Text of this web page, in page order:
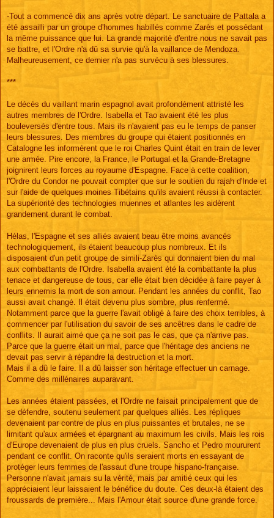
-Tout a commencé dix ans après votre départ. Le sanctuaire de Pattala a
été assailli par un groupe d'hommes habillés comme Zarès et possédant
la même puissance que lui. La grande majorité d'entre nous ne savait pas
se battre, et l'Ordre n'a dû sa survie qu'à la vaillance de Mendoza.
Malheureusement, ce dernier n'a pas survécu à ses blessures.
***
Le décès du vaillant marin espagnol avait profondément attristé les
autres membres de l'Ordre. Isabella et Tao avaient été les plus
bouleversés d'entre tous. Mais ils n'avaient pas eu le temps de panser
leurs blessures. Des membres du groupe qui étaient positionnés en
Catalogne les informèrent que le roi Charles Quint était en train de lever
une armée. Pire encore, la France, le Portugal et la Grande-Bretagne
joignirent leurs forces au royaume d'Espagne. Face à cette coalition,
l'Ordre du Condor ne pouvait compter que sur le soutien du rajah d'Inde et
sur l'aide de quelques moines Tibétains qu'ils avaient réussi à contacter.
La supériorité des technologies muennes et atlantes les aidèrent
grandement durant le combat.
Hélas, l'Espagne et ses alliés avaient beau être moins avancés
technologiquement, ils étaient beaucoup plus nombreux. Et ils
disposaient d'un petit groupe de simili-Zarès qui donnaient bien du mal
aux combattants de l'Ordre. Isabella avaient été la combattante la plus
tenace et dangereuse de tous, car elle était bien décidée à faire payer à
leurs ennemis la mort de son amour. Pendant les années du conflit, Tao
aussi avait changé. Il était devenu plus sombre, plus renfermé.
Notamment parce que la guerre l'avait obligé à faire des choix terribles, à
commencer par l'utilisation du savoir de ses ancêtres dans le cadre de
conflits. Il aurait aimé que ça ne soit pas le cas, que ça n'arrive pas.
Parce que la guerre était un mal, parce que l'héritage des anciens ne
devait pas servir à répandre la destruction et la mort.
Mais il a dû le faire. Il a dû laisser son héritage effectuer un carnage.
Comme des millénaires auparavant.
Les années étaient passées, et l'Ordre ne faisait principalement que de
se défendre, soutenu seulement par quelques alliés. Les répliques
devenaient par contre de plus en plus puissantes et brutales, ne se
limitant qu'aux armées et épargnant au maximum les civils. Mais les rois
d'Europe devenaient de plus en plus cruels. Sancho et Pedro moururent
pendant ce conflit. On raconte qu'ils seraient morts en essayant de
protéger leurs femmes de l'assaut d'une troupe hispano-française.
Personne n'avait jamais su la vérité, mais par amitié ceux qui les
appréciaient leur laissaient le bénéfice du doute. Ces deux-là étaient des
froussards de première... Mais l'Amour était source d'une grande force.